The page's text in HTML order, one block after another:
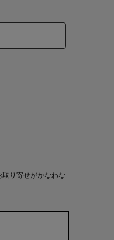
り寄せがかなわな